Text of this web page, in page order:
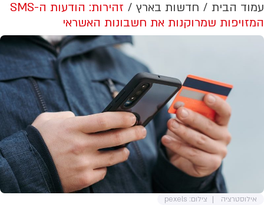
עמוד הבית חדשות בארץ
זהירות: הודעות ה-SMS
המזויפות שמרוקנות את חשבונות האשראי
אילוסטרציה צילום: pexels